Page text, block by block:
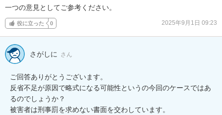
一つの意見としてご参考ください。
役に立った 0 2025年9月1日 09:23
さがしに さん
ご回答ありがとうございます。
反省不足が原因で略式になる可能性というの今回のケースではあ
るのでしょうか？
被害者は刑事罰を求めない書面を交わしています。